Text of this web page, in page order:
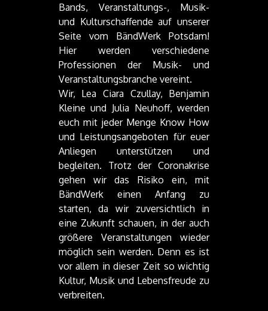
Bands, Veranstaltungs-, Musik-
und Kulturschaffende auf unserer
Seite vom BändWerk Potsdam!
Hier werden verschiedene
Professionen der Musik- und
Veranstaltungsbranche vereint.
Wir, Lea Ciara Czullay, Benjamin
Kleine und Julia Neuhoff, werden
euch mit jeder Menge Know How
und Leistungsangeboten für euer
Anliegen unterstützen und
begleiten. Trotz der Coronakrise
gehen wir das Risiko ein, mit
BändWerk einen Anfang zu
starten, da wir zuversichtlich in
eine Zukunft schauen, in der auch
größere Veranstaltungen wieder
möglich sein werden. Denn es ist
vor allem in dieser Zeit so wichtig
Kultur, Musik und Lebensfreude zu
verbreiten.